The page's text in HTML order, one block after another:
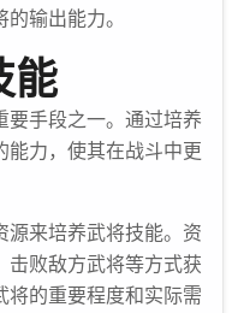
输出能力。
能
要手段之一。通过培养
能力，使其在战斗中更
源来培养武将技能。资
击败敌方武将等方式获
将的重要程度和实际需